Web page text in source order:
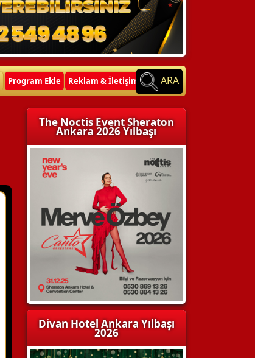
Program Ekle Reklam & İletişim ARA
The Noctis Event Sheraton
Ankara 2026 Yılbaşı
Divan Hotel Ankara Yılbaşı
2026